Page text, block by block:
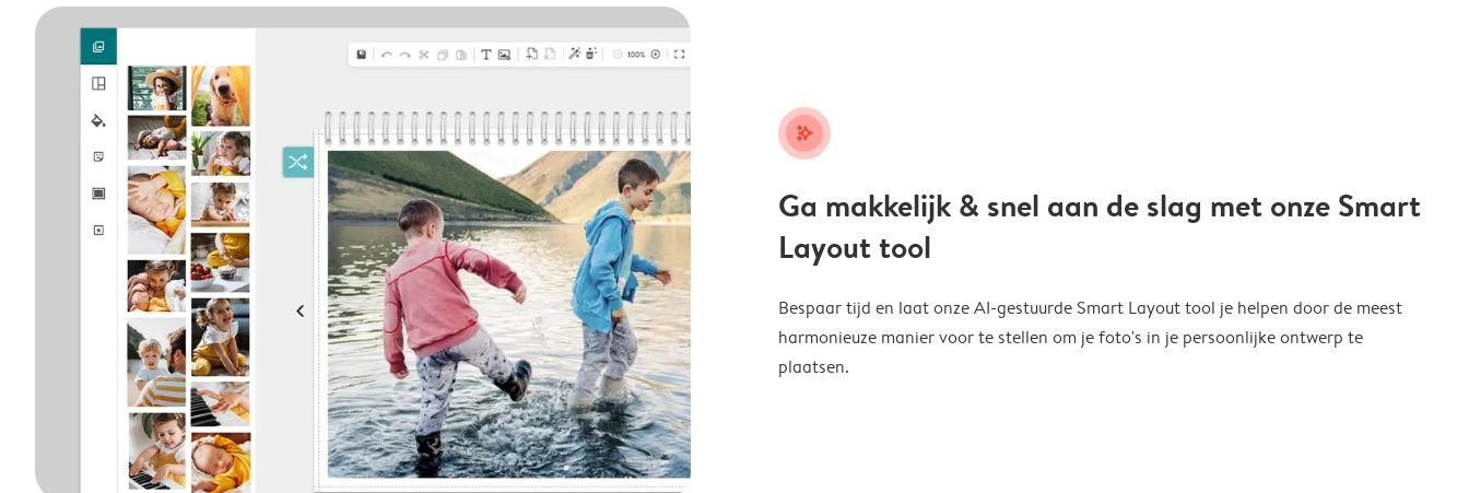
stars_plus
Ga makkelijk & snel aan de slag met onze Smart
Layout tool
Bespaar tijd en laat onze AI-gestuurde Smart Layout tool je helpen door de meest
harmonieuze manier voor te stellen om je foto's in je persoonlijke ontwerp te
plaatsen.